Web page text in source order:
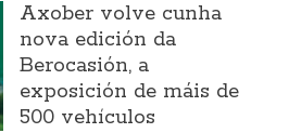
Axober volve cunha
nova edición da
Berocasión, a
exposición de máis de
500 vehículos